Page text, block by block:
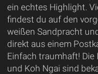
ein echtes Highlight.
findest du auf den
weißen Sandpracht
direkt aus einem
Einfach traumhaft! Die
und Koh Ngai sind